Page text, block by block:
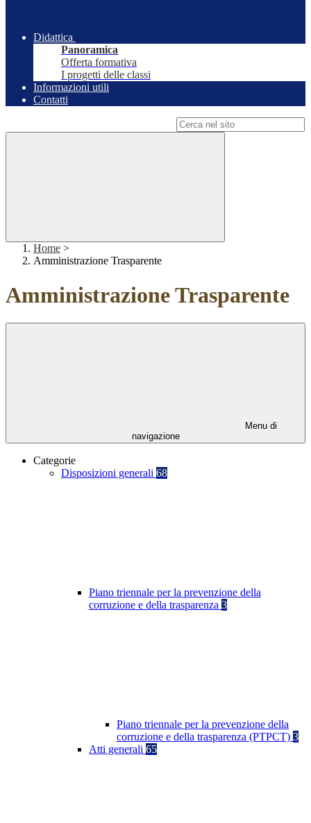
Didattica
Panoramica
Offerta formativa
I progetti delle classi
Informazioni utili
Contatti
Home >
Amministrazione Trasparente
Amministrazione Trasparente
Menu di
navigazione
Categorie
Disposizioni generali 68
Piano triennale per la prevenzione della
corruzione e della trasparenza 3
Piano triennale per la prevenzione della
corruzione e della trasparenza (PTPCT) 3
Atti generali 65